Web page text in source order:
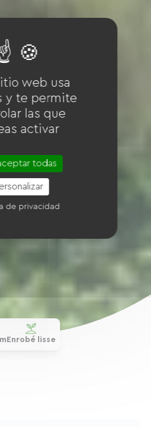
Enrobé lisse
web usa
y te permite
las que
activar
todas
de privacidad